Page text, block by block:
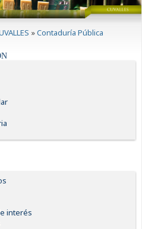
»Contaduría Pública
interés